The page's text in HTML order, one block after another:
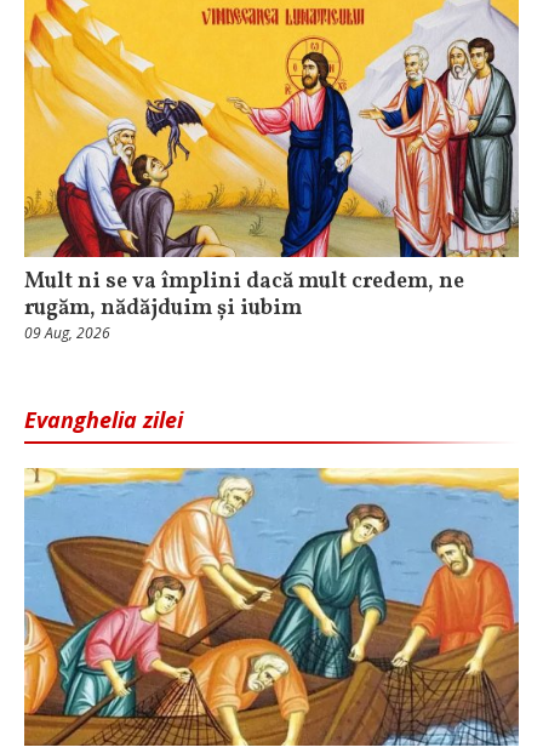
Mult ni se va împlini dacă mult credem, ne
rugăm, nădăjduim și iubim
09 Aug, 2026
Evanghelia zilei